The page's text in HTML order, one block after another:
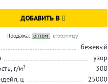
ДОБАВИТЬ В
Продажа: оптом в розницу
бежевый
узор
г/м²
300
ц
25000